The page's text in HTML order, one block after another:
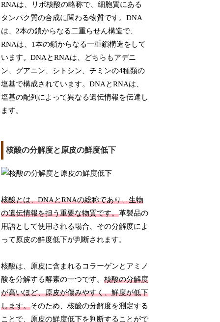
RNAは、リボ核酸の略称で、細胞質にある
タンパク質の合成に関わる物質です。DNA
は、2本の鎖からなる二重らせん構造で、
RNAは、1本の鎖からなる一重鎖構造をして
います。DNAとRNAは、どちらもアデニ
ン、グアニン、シトシン、チミンの4種類の
塩基で構成されています。DNAとRNAは、
塩基の配列によって異なる遺伝情報を伝達し
ます。
核酸の分解度と原皮の鮮度低下
核酸とは、DNAとRNAの総称であり、生物
の遺伝情報を担う重要な物質です。革製品の
用語として使用される場合、その分解度によ
って原皮の鮮度低下が判断されます。
核酸は、原皮に含まれるコラーゲンとアミノ
酸を分解する酵素の一つです。核酸の分解度
が高いほど、原皮が傷みやすく、鮮度が低下
します。そのため、核酸の分解度を測定する
ことで、原皮の鮮度低下を判断することがで